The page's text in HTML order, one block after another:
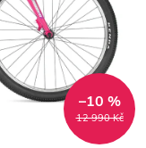
12 990 Kč
–10 %